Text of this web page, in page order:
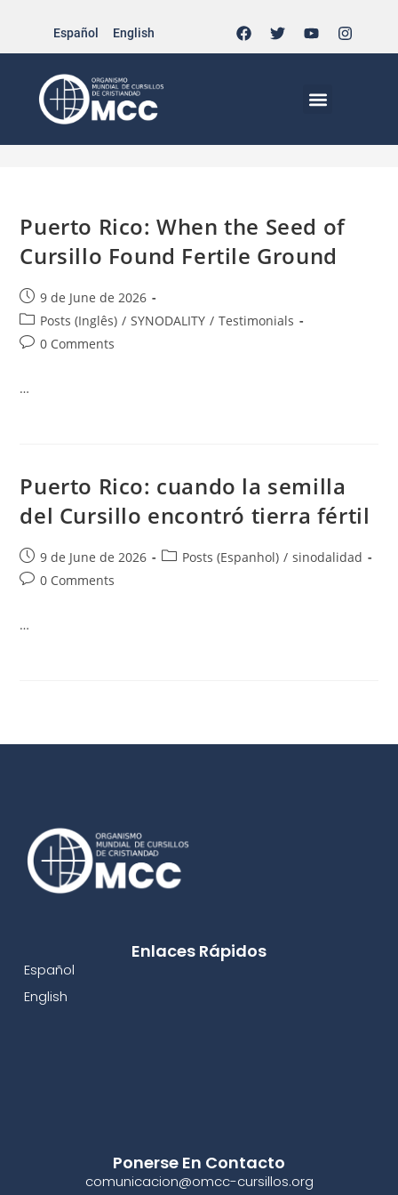
Español English
Daily Archives: 9 de June
de 2026
> 2026 > June > 9
Puerto Rico: When the Seed of
Cursillo Found Fertile Ground
9 de June de 2026
Posts (Inglês) / SYNODALITY / Testimonials
0 Comments
…
Puerto Rico: cuando la semilla
del Cursillo encontró tierra fértil
9 de June de 2026 Posts (Espanhol) / sinodalidad
0 Comments
…
Enlaces Rápidos
Español
English
Ponerse En Contacto
comunicacion@omcc-cursillos.org